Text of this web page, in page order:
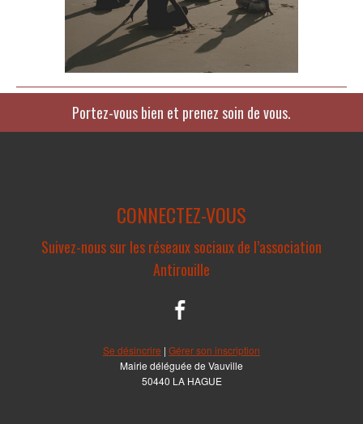
Portez-vous bien et prenez soin de vous.
CONNECTEZ-VOUS
Suivez-nous sur les réseaux sociaux de l’association
Antirouille
Se désincrire | Gérer son inscription
Mairie déléguée de Vauville
50440 LA HAGUE